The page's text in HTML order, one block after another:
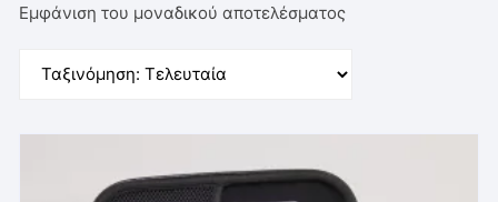
Εμφάνιση του μοναδικού αποτελέσματος